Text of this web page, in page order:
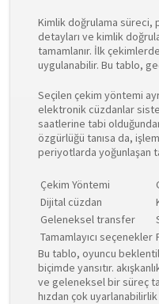
Kimlik doğrulama süreci,
detayları ve kimlik
tamamlanır. İlk
uygulanabilir. Bu tablo,
Seçilen çekim yöntemi
elektronik cüzdanlar
saatlerine tabi
özgürlüğü tanısa da,
periyotlarda yoğunlaşan
Çekim Yöntemi
Dijital cüzdan
Geleneksel transfer
Tamamlayıcı seçenekler
Bu tablo, oyuncu
biçimde yansıtır.
ve geleneksel bir süreç
hızdan çok